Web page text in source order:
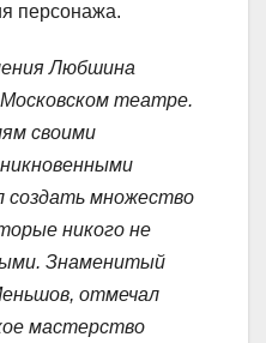
персонажа.
Любшина
театре.
своими
создать множество
никого не
Знаменитый
отмечал
мастерство